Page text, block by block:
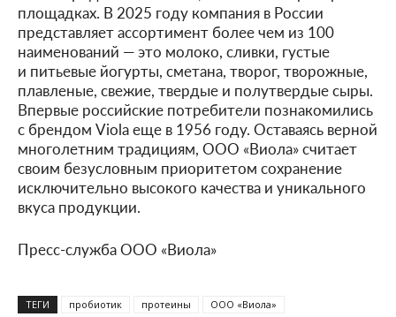
площадках. В 2025 году компания в России
представляет ассортимент более чем из 100
наименований — это молоко, сливки, густые
и питьевые йогурты, сметана, творог, творожные,
плавленые, свежие, твердые и полутвердые сыры.
Впервые российские потребители познакомились
с брендом Viola еще в 1956 году. Оставаясь верной
многолетним традициям, ООО «Виола» считает
своим безусловным приоритетом сохранение
исключительно высокого качества и уникального
вкуса продукции.
Пресс-служба ООО «Виола»
ТЕГИ пробиотик протеины
ООО «Виола»